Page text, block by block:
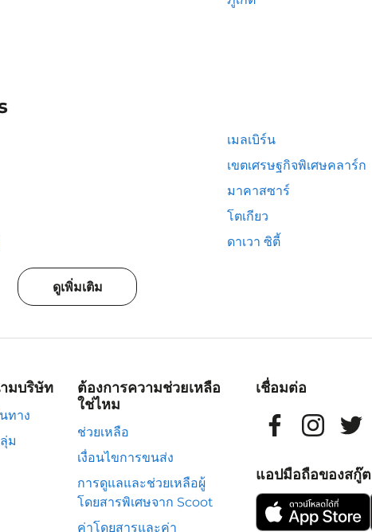
เมลเบิร์น
เขตเศรษฐกิจพิเศษคลาร์ก
มาคาสซาร์
โตเกียว
ดาเวา ซิตี้
ดูเพิ่มเติม
มบริษัท
ทาง
ม
ต้องการความช่วยเหลือ
ใช่ไหม
ช่วยเหลือ
เงื่อนไขการขนส่ง
การดูแลและช่วยเหลือผู้
โดยสารพิเศษจาก Scoot
ค่าโดยสารและค่า
เชื่อมต่อ
แอปมือถือของสกู๊ต